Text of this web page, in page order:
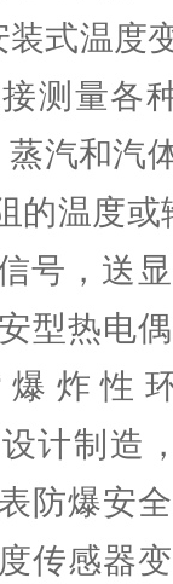
式温度
测量各
汽和汽
的温度
号，送
型热电
炸性
计制造
防爆安
传感器